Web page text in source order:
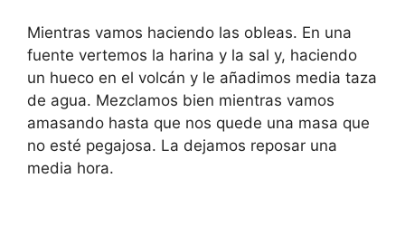
Mientras vamos haciendo las obleas. En una
fuente vertemos la harina y la sal y, haciendo
un hueco en el volcán y le añadimos media taza
de agua. Mezclamos bien mientras vamos
amasando hasta que nos quede una masa que
no esté pegajosa. La dejamos reposar una
media hora.